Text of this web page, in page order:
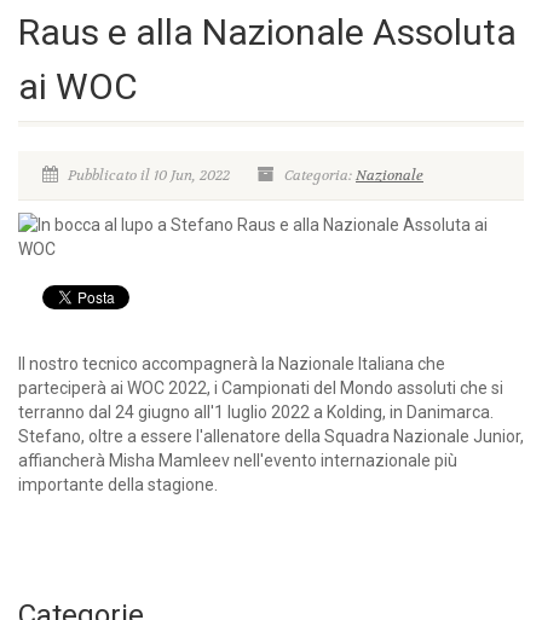
Raus e alla Nazionale Assoluta
ai WOC
Pubblicato il 10 Jun, 2022 Categoria:Nazionale
Il nostro tecnico accompagnerà la Nazionale Italiana che
parteciperà ai WOC 2022, i Campionati del Mondo assoluti che si
terranno dal 24 giugno all'1 luglio 2022 a Kolding, in Danimarca.
Stefano, oltre a essere l'allenatore della Squadra Nazionale Junior,
affiancherà Misha Mamleev nell'evento internazionale più
importante della stagione.